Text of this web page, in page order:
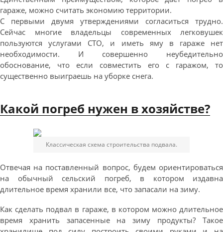
гараже, можно считать экономию территории.
С первыми двумя утверждениями согласиться трудно.
Сейчас многие владельцы современных легковушек
пользуются услугами СТО, и иметь яму в гараже нет
необходимости. И совершенно неубедительно
обоснование, что если совместить его с гаражом, то
существенно выиграешь на уборке снега.
Какой погреб нужен в хозяйстве?
Классическая схема строительства подвала.
Отвечая на поставленный вопрос, будем ориентироваться
на обычный сельский погреб, в котором издавна
длительное время хранили все, что запасали на зиму.
Как сделать подвал в гараже, в котором можно длительное
время хранить запасенные на зиму продукты? Такое